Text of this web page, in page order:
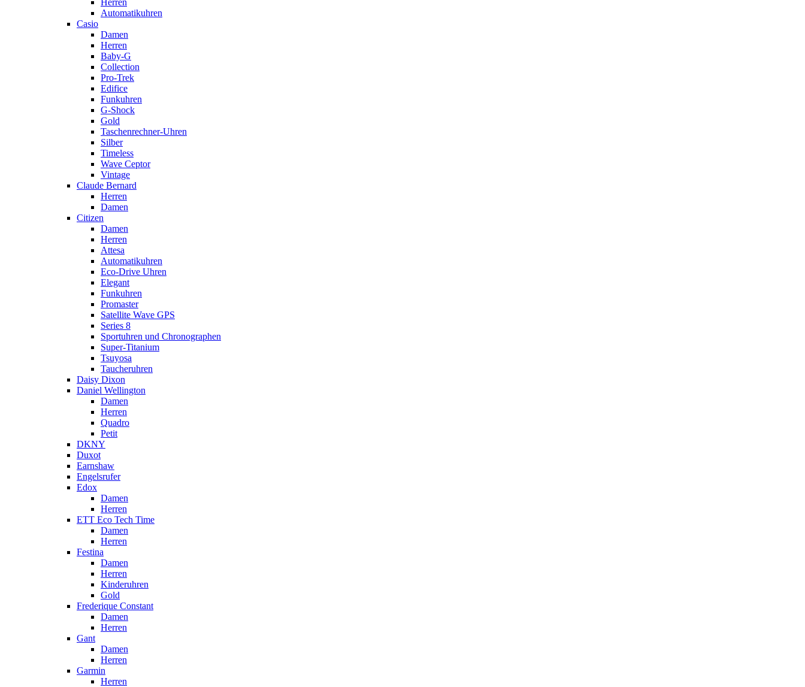
Herren
Automatikuhren
Casio
Damen
Herren
Baby-G
Collection
Pro-Trek
Edifice
Funkuhren
G-Shock
Gold
Taschenrechner-Uhren
Silber
Timeless
Wave Ceptor
Vintage
Claude Bernard
Herren
Damen
Citizen
Damen
Herren
Attesa
Automatikuhren
Eco-Drive Uhren
Elegant
Funkuhren
Promaster
Satellite Wave GPS
Series 8
Sportuhren und Chronographen
Super-Titanium
Tsuyosa
Taucheruhren
Daisy Dixon
Daniel Wellington
Damen
Herren
Quadro
Petit
DKNY
Duxot
Earnshaw
Engelsrufer
Edox
Damen
Herren
ETT Eco Tech Time
Damen
Herren
Festina
Damen
Herren
Kinderuhren
Gold
Frederique Constant
Damen
Herren
Gant
Damen
Herren
Garmin
Herren